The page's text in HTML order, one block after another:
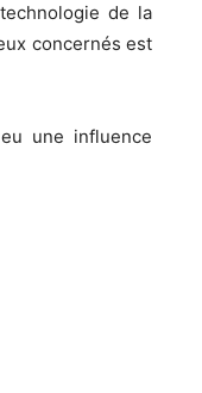
de la
concernés est
une influence